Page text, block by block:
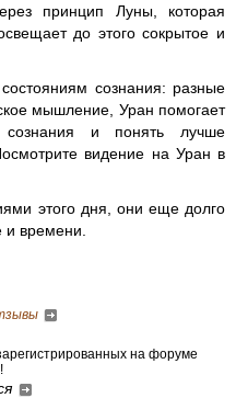
принцип Луны, которая
до этого сокрытое и
сознания: разные
мышление, Уран помогает
сознания и понять лучше
видение на Уран в
этого дня, они еще долго
и времени.
на форуме